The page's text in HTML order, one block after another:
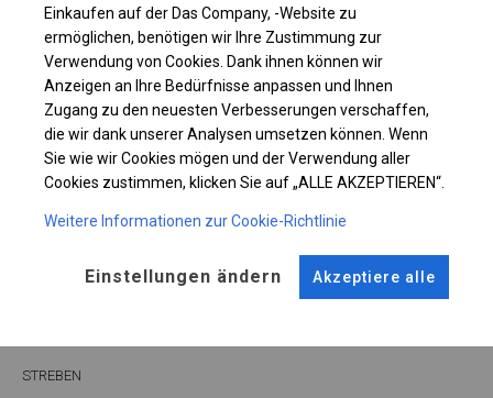
KONSTRUKTION
POLAR PLUS
ROHRE ANSCHLÜSSE
Stahl ca.fi 54 mm
STRINGS
STREBEN
Einkaufen auf der Das Company, -Website zu
ermöglichen, benötigen wir Ihre Zustimmung zur
Verwendung von Cookies. Dank ihnen können wir
Anzeigen an Ihre Bedürfnisse anpassen und Ihnen
Zugang zu den neuesten Verbesserungen verschaffen,
die wir dank unserer Analysen umsetzen können. Wenn
Sie wie wir Cookies mögen und der Verwendung aller
Cookies zustimmen, klicken Sie auf „ALLE AKZEPTIEREN“.
Weitere Informationen zur Cookie-Richtlinie
Einstellungen ändern Akzeptiere alle